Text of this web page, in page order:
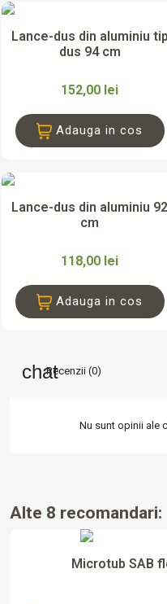
Lance-dus din aluminiu tip
dus 94 cm
152,00 lei
Adauga in cos
Lance-dus din aluminiu 92
cm
118,00 lei
Adauga in cos
Recenzii (0)
Nu sunt opinii ale
Alte 8 recomandari:
Microtub SAB